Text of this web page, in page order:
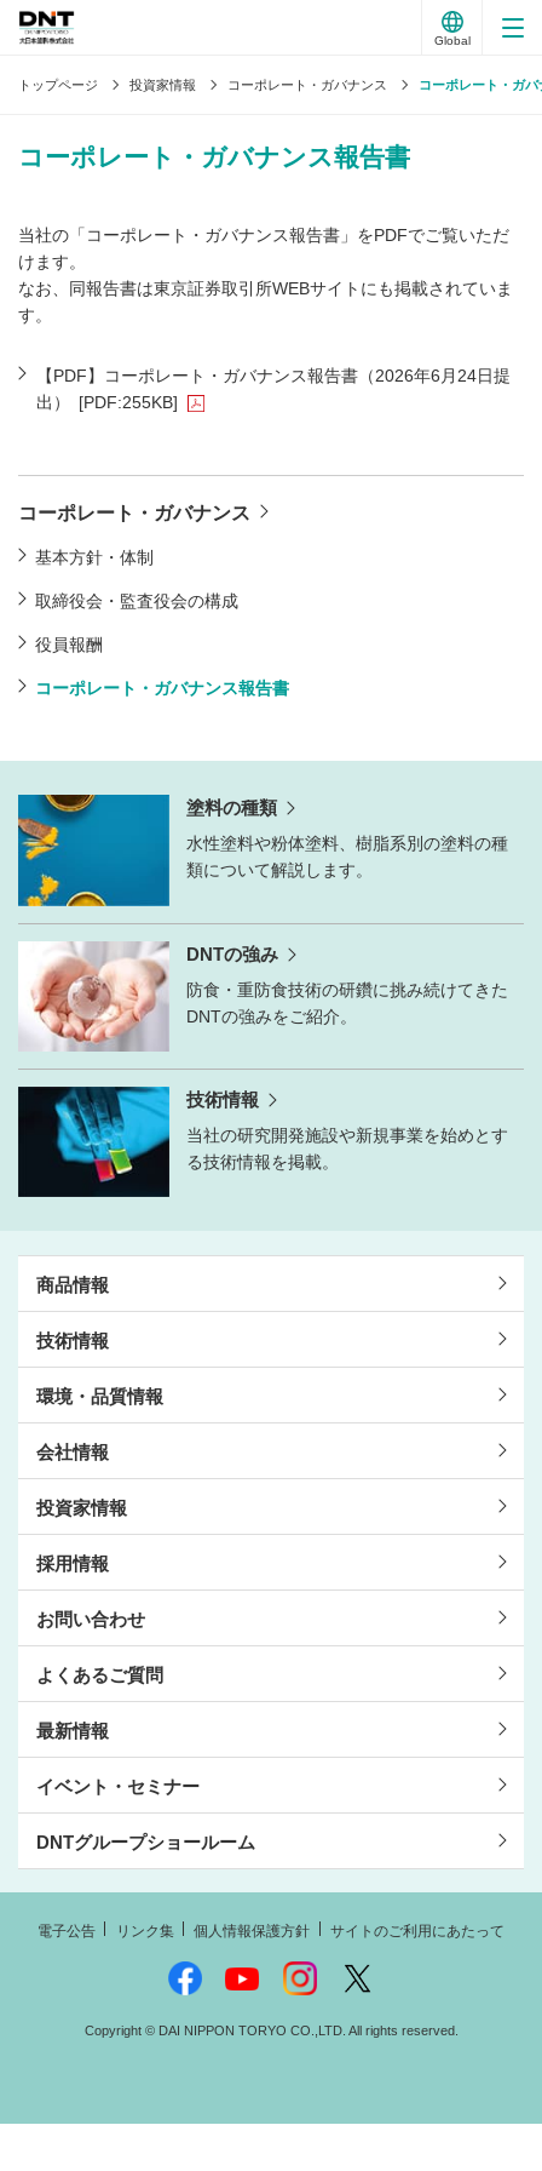
Global
トップページ 投資家情報 コーポレート・ガバナンス コーポレート・ガ
コーポレート・ガバナンス報告書
当社の「コーポレート・ガバナンス報告書」をPDFでご覧いただ
けます。
なお、同報告書は東京証券取引所WEBサイトにも掲載されていま
す。
【PDF】コーポレート・ガバナンス報告書（2026年6月24日提
出）
[PDF:255KB]
コーポレート・ガバナンス
基本方針・体制
取締役会・監査役会の構成
役員報酬
コーポレート・ガバナンス報告書
塗料の種類
水性塗料や粉体塗料、樹脂系別の塗料の種
類について解説します。
DNTの強み
防食・重防食技術の研鑽に挑み続けてきた
DNTの強みをご紹介。
技術情報
当社の研究開発施設や新規事業を始めとす
る技術情報を掲載。
商品情報
技術情報
環境・品質情報
会社情報
投資家情報
採用情報
お問い合わせ
よくあるご質問
最新情報
イベント・セミナー
DNTグループショールーム
電子公告 リンク集 個人情報保護方針 サイトのご利用にあたって
Copyright © DAI NIPPON TORYO CO.,LTD. All rights reserved.